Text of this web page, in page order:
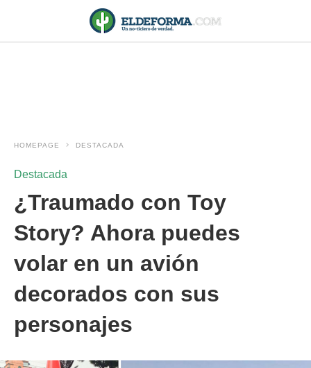
HOMEPAGE DESTACADA
Destacada
¿Traumado con Toy
Story? Ahora puedes
volar en un avión
decorados con sus
personajes